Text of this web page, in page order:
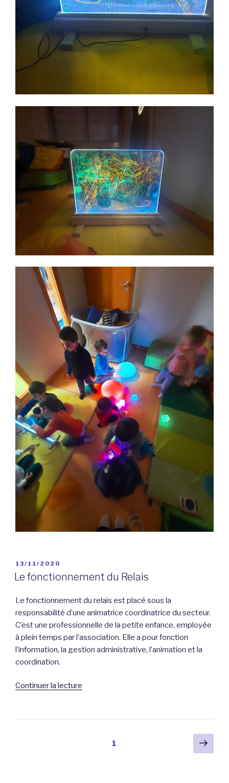
PUBLIÉ
LE
13/11/2020
Le fonctionnement du Relais
Le fonctionnement du relais est placé sous la
responsabilité d’une animatrice coordinatrice du secteur.
C’est une professionnelle de la petite enfance, employée
à plein temps par l’association. Elle a pour fonction
l’information, la gestion administrative, l’animation et la
coordination.
Continuer la lecture
du
1